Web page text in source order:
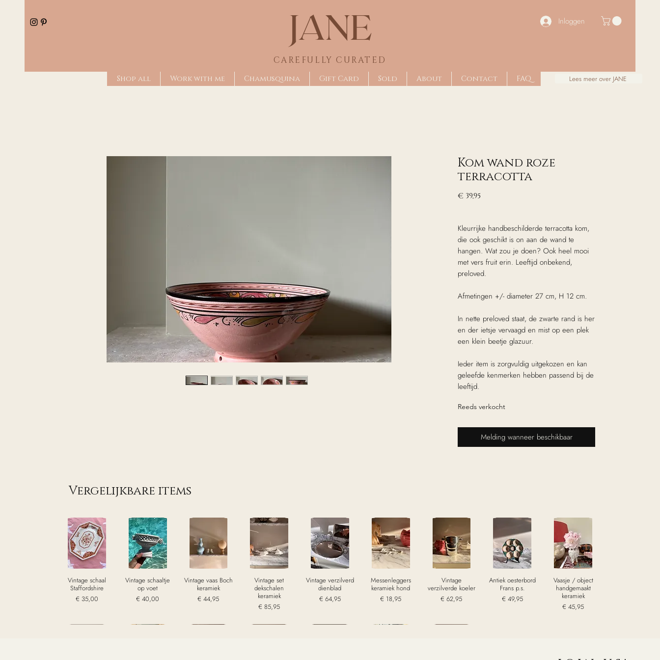
JANE
CAREFULLY CU RATED
Inloggen
Shop all Work with me Chamusquina Gift Card Sold About Contact FAQ Lees meer over JANE
Kom wand roze
terracotta
€ 39,95
Kleurrijke handbeschilderde terracotta kom,
die ook geschikt is on aan de wand te
hangen. Wat zou je doen? Ook heel mooi
met vers fruit erin. Leeftijd onbekend,
preloved.
Afmetingen +/- diameter 27 cm, H 12 cm.
In nette preloved staat, de zwarte rand is her
en der ietsje vervaagd en mist op een plek
een klein beetje glazuur.
Ieder item is zorgvuldig uitgekozen en kan
geleefde kenmerken hebben passend bij de
leeftijd.
Reeds verkocht
Melding wanneer beschikbaar
Vergelijkbare items
Vintage schaal
Staffordshire
Prijs
€ 35,00
Vintage schaaltje
op voet
Prijs
€ 40,00
Vintage vaas Boch
keramiek
Prijs
€ 44,95
Vintage set
dekschalen
keramiek
Prijs
€ 85,95
Vintage verzilverd
dienblad
Prijs
€ 64,95
Messenleggers
keramiek hond
Prijs
€ 18,95
Vintage
verzilverde koeler
Prijs
€ 62,95
Antiek oesterbord
Frans p.s.
Prijs
€ 49,95
Vaasje / object
handgemaakt
keramiek
Prijs
€ 45,95